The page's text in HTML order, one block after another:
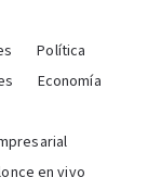
Política
Economía
en vivo